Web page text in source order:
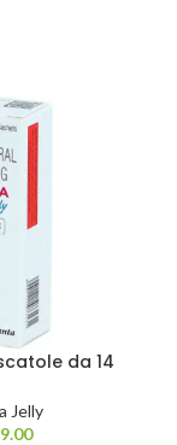
da 14
Jelly